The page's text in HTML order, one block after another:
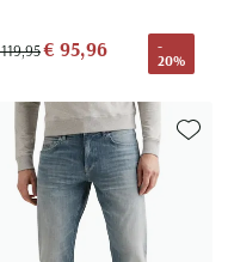
€ 95,96
-
20%
aan favorieten